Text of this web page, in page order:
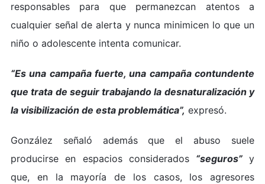
responsables para que permanezcan atentos a
cualquier señal de alerta y nunca minimicen lo que un
niño o adolescente intenta comunicar.
“Es una campaña fuerte, una campaña contundente
que trata de seguir trabajando la desnaturalización y
la visibilización de esta problemática”, expresó.
González señaló además que el abuso suele
producirse en espacios considerados “seguros” y
que, en la mayoría de los casos, los agresores